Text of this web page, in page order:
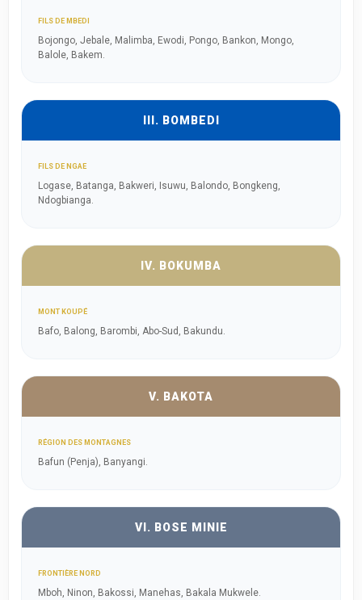
FILS DE MBEDI
Bojongo, Jebale, Malimba, Ewodi, Pongo, Bankon, Mongo,
Balole, Bakem.
III. BOMBEDI
FILS DE NGAE
Logase, Batanga, Bakweri, Isuwu, Balondo, Bongkeng,
Ndogbianga.
IV. BOKUMBA
MONT KOUPÉ
Bafo, Balong, Barombi, Abo-Sud, Bakundu.
V. BAKOTA
RÉGION DES MONTAGNES
Bafun (Penja), Banyangi.
VI. BOSE MINIE
FRONTIÈRE NORD
Mboh, Ninon, Bakossi, Manehas, Bakala Mukwele.